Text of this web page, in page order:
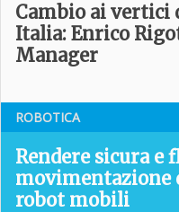
Cambio ai vertici
Italia: Enrico
Manager
ROBOTICA
Rendere sicura e
movimentazione
robot mobili